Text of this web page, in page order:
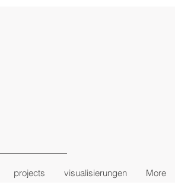
projects visualisierungen More